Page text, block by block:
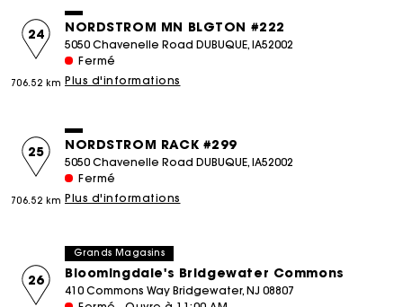
NORDSTROM MN BLGTON #222
24
706.52 km
5050 Chavenelle Road DUBUQUE, IA52002
Fermé
Plus d'informations
NORDSTROM RACK #299
25
706.52 km
5050 Chavenelle Road DUBUQUE, IA52002
Fermé
Plus d'informations
Grands Magasins
Bloomingdale's Bridgewater Commons
26
410 Commons Way Bridgewater, NJ 08807